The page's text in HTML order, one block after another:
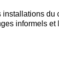
du
informels et